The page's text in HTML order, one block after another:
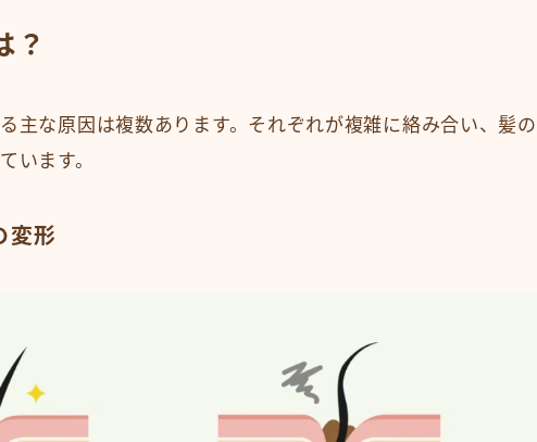
？
主な原因は複数あります。それぞれが複雑に絡み合い、髪の
います。
変形